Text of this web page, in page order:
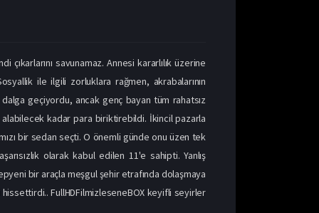
savunamaz. Annesi kararlılık üzerine
ile ilgili zorluklara rağmen, akrabalarının
geçiyordu, ancak genç bayan tüm rahatsız
alabilecek kadar para biriktirebildi. İkincil pazarla
bir sedan seçti. O önemli günde onu üzen tek
olarak kabul edilen 11'e sahipti. Yanlış
bir araçla meşgul şehir etrafında dolaşmaya
hissettirdi.. FullHDFilmizleseneBOX keyifli seyirler